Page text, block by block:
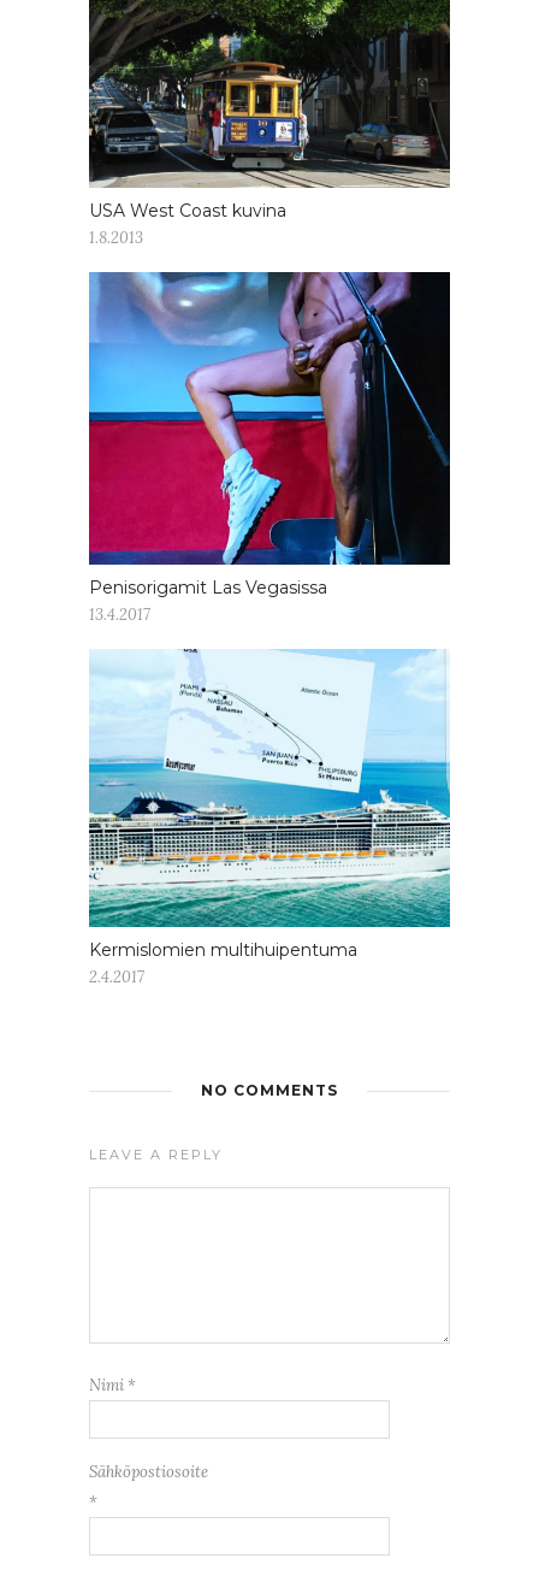
USA West Coast kuvina
1.8.2013
Penisorigamit Las Vegasissa
13.4.2017
Kermislomien multihuipentuma
2.4.2017
NO COMMENTS
LEAVE A REPLY
Nimi *
Sähköpostiosoite
*